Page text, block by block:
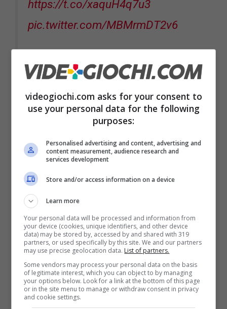
https://t.co/xaquH4q7u3
pic.twitter.com/MBMrmDT2v6
— Team ASOBI (@TeamAsobi)
August 2, 2021
nuovo sito Web
anche
13 annunci lavorativi. Si tratta di
richieste inerenti a posizioni come
programmatore di giochi, designer di giochi,
vari programmatori, artisti e designer audio.
Molti di questi annunci richiedono del
personale con un particolare talento per
lavorare su questo nuovo progetto. A giugno
lo studio aveva presentato un annunciato,
mediante un post sul blog ufficiale di
PlayStation, che si trovavano in fase di
videogiochi.com asks for your consent to
use your personal data for the following
purposes:
Personalised advertising and content, advertising and
content measurement, audience research and
services development
Store and/or access information on a device
Learn more
Your personal data will be processed and information from
your device (cookies, unique identifiers, and other device
data) may be stored by, accessed by and shared with 319
partners, or used specifically by this site. We and our partners
may use precise geolocation data. List of partners.
Some vendors may process your personal data on the basis
of legitimate interest, which you can object to by managing
your options below. Look for a link at the bottom of this page
or in the site menu to manage or withdraw consent in privacy
and cookie settings.